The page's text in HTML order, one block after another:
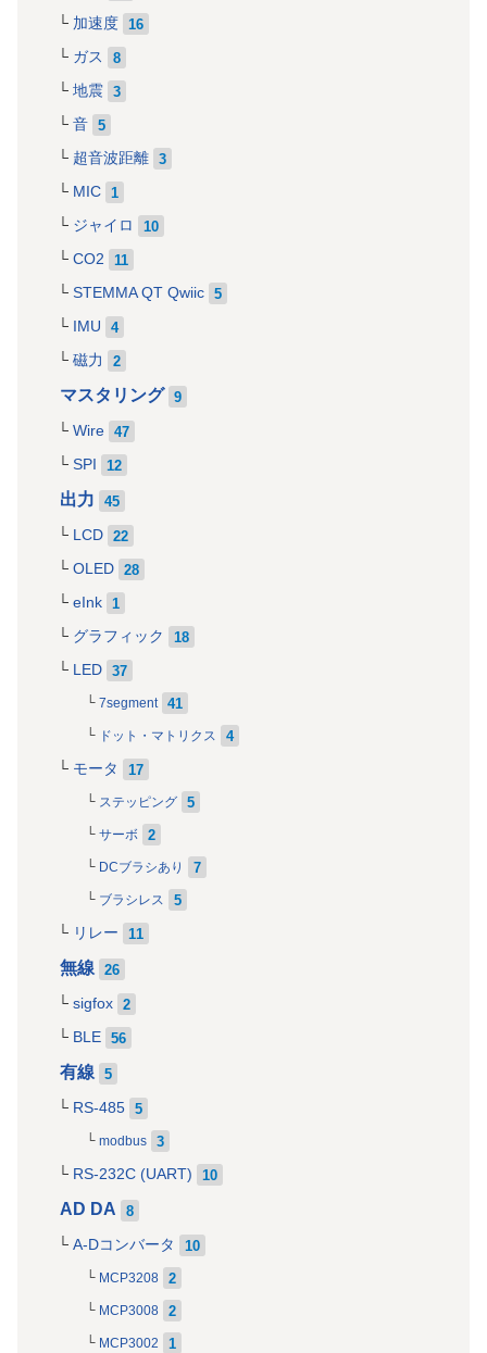
加速度 16
ガス 8
地震 3
音 5
超音波距離 3
MIC 1
ジャイロ 10
CO2 11
STEMMA QT Qwiic 5
IMU 4
磁力 2
マスタリング 9
Wire 47
SPI 12
出力 45
LCD 22
OLED 28
eInk 1
グラフィック 18
LED 37
7segment 41
ドット・マトリクス 4
モータ 17
ステッピング 5
サーボ 2
DCブラシあり 7
ブラシレス 5
リレー 11
無線 26
sigfox 2
BLE 56
有線 5
RS-485 5
modbus 3
RS-232C (UART) 10
AD DA 8
A-Dコンバータ 10
MCP3208 2
MCP3008 2
MCP3002 1